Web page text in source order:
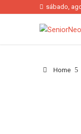
sábado,
Home